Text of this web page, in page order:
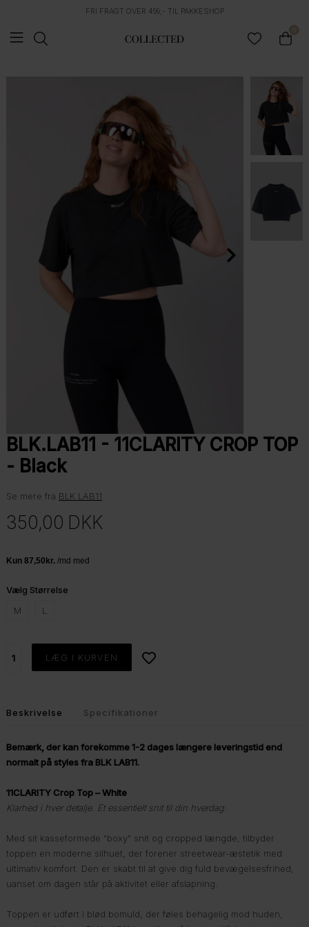
FRI FRAGT OVER 499,- TIL PAKKESHOP
BLK.LAB11 - 11CLARITY CROP TOP
- Black
Se mere fra BLK LAB11
350,00 DKK
Vælg Størrelse
M
L
Beskrivelse Specifikationer
Bemærk, der kan forekomme 1-2 dages længere leveringstid end
normalt på styles fra BLK LAB11.
11CLARITY Crop Top – White
Klarhed i hver detalje. Et essentielt snit til din hverdag.
Med sit kasseformede "boxy" snit og cropped længde, tilbyder
toppen en moderne silhuet, der forener streetwear-æstetik med
ultimativ komfort. Den er skabt til at give dig fuld bevægelsesfrihed,
uanset om dagen står på aktivitet eller afslapning.
Toppen er udført i blød bomuld, der føles behagelig mod huden,